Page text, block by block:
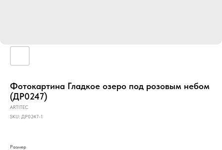
Фотокартина Гладкое озеро под розовым небом
(ДР0247)
ARTITEC
SKU: ДР0247-1
Размер